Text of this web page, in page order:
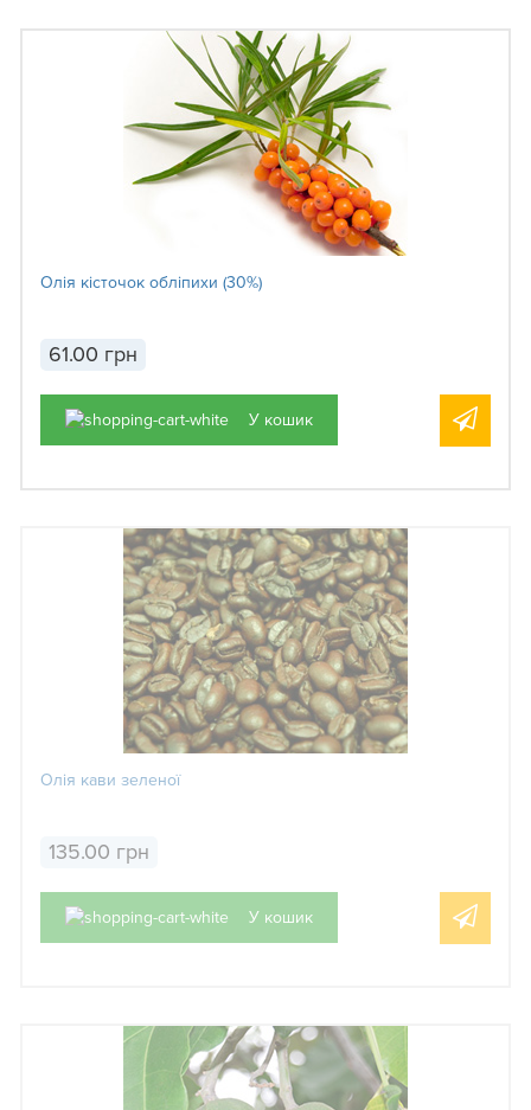
Олія кісточок обліпихи (30%)
61.00 грн
У кошик
Олія кави зеленої
135.00 грн
У кошик